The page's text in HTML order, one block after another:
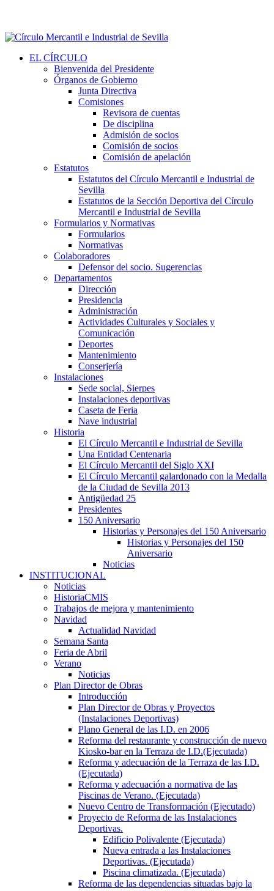
EL CÍRCULO
Bienvenida del Presidente
Órganos de Gobierno
Junta Directiva
Comisiones
Revisora de cuentas
De disciplina
Admisión de socios
Comisión de socios
Comisión de apelación
Estatutos
Estatutos del Círculo Mercantil e Industrial de
Sevilla
Estatutos de la Sección Deportiva del Círculo
Mercantil e Industrial de Sevilla
Formularios y Normativas
Formularios
Normativas
Colaboradores
Defensor del socio. Sugerencias
Departamentos
Dirección
Presidencia
Administración
Actividades Culturales y Sociales y
Comunicación
Deportes
Mantenimiento
Conserjería
Instalaciones
Sede social, Sierpes
Instalaciones deportivas
Caseta de Feria
Nave industrial
Historia
El Círculo Mercantil e Industrial de Sevilla
Una Entidad Centenaria
El Círculo Mercantil del Siglo XXI
El Círculo Mercantil galardonado con la Medalla
de la Ciudad de Sevilla 2013
Antigüedad 25
Presidentes
150 Aniversario
Historias y Personajes del 150 Aniversario
Historias y Personajes del 150
Aniversario
Noticias
INSTITUCIONAL
Noticias
HistoriaCMIS
Trabajos de mejora y mantenimiento
Navidad
Actualidad Navidad
Semana Santa
Feria de Abril
Verano
Noticias
Plan Director de Obras
Introducción
Plan Director de Obras y Proyectos
(Instalaciones Deportivas)
Plano General de las I.D. en 2006
Reforma del restaurante y construcción de nuevo
Kiosko-bar en la Terraza de I.D.(Ejecutada)
Reforma y adecuación de la Terraza de las I.D.
(Ejecutada)
Reforma y adecuación a normativa de las
Piscinas de Verano. (Ejecutada)
Nuevo Centro de Transformación (Ejecutado)
Proyecto de Reforma de las Instalaciones
Deportivas.
Edificio Polivalente (Ejecutada)
Nueva entrada a las Instalaciones
Deportivas. (Ejecutada)
Piscina climatizada. (Ejecutada)
Reforma de las dependencias situadas bajo la